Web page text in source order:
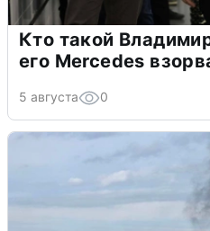
Кто такой
его Mercedes
5 августа 0